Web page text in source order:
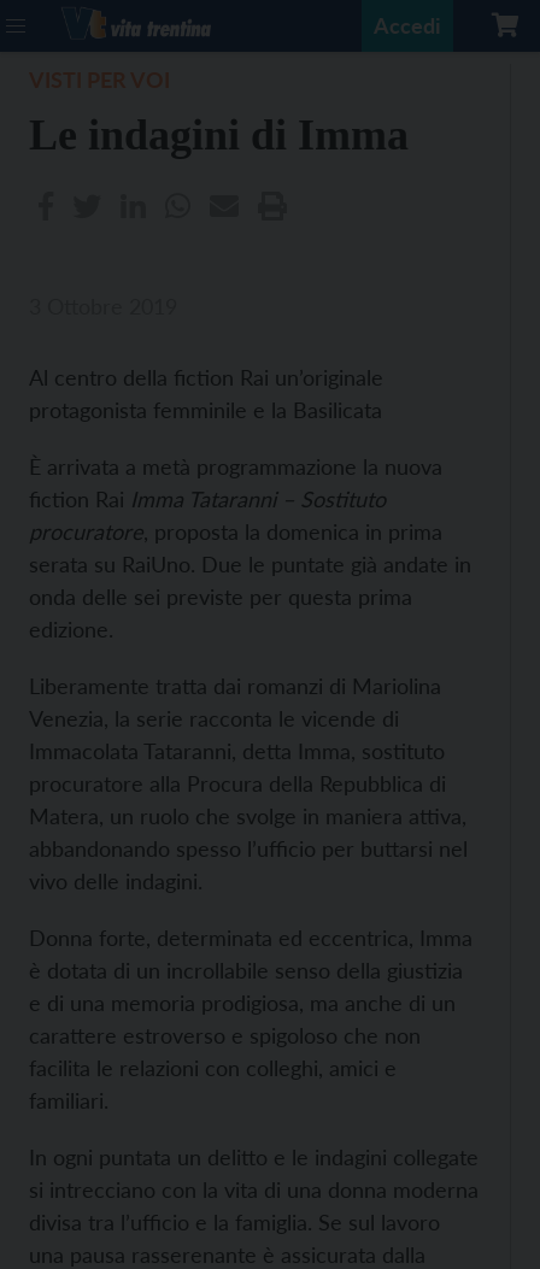
Accedi
Le indagini di Imma
Al centro della fiction Rai un’originale
protagonista femminile e la Basilicata
È arrivata a metà programmazione la nuova
fiction Rai Imma Tataranni – Sostituto
procuratore , proposta la domenica in prima
serata su RaiUno. Due le puntate già andate in
onda delle sei previste per questa prima
edizione.
Liberamente tratta dai romanzi di Mariolina
Venezia, la serie racconta le vicende di
Immacolata Tataranni, detta Imma, sostituto
procuratore alla Procura della Repubblica di
Matera, un ruolo che svolge in maniera attiva,
abbandonando spesso l’ufficio per buttarsi nel
vivo delle indagini.
Donna forte, determinata ed eccentrica, Imma
è dotata di un incrollabile senso della giustizia
e di una memoria prodigiosa, ma anche di un
carattere estroverso e spigoloso che non
facilita le relazioni con colleghi, amici e
familiari.
In ogni puntata un delitto e le indagini collegate
si intrecciano con la vita di una donna moderna
divisa tra l’ufficio e la famiglia. Se sul lavoro
una pausa rasserenante è assicurata dalla